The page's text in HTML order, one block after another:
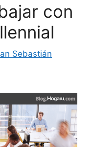
con
Sebastián